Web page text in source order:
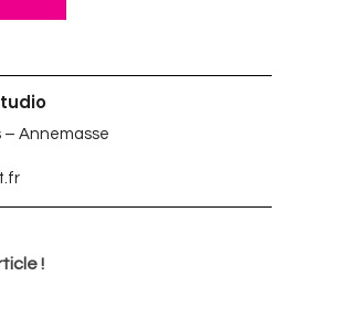
– Annemasse
!